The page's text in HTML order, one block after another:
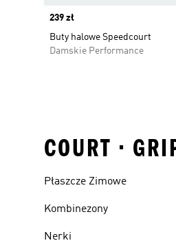
Price
239 zł
Buty halowe Speedcourt
Damskie Performance
COURT •
Płaszcze Zimowe
Kombinezony
Nerki